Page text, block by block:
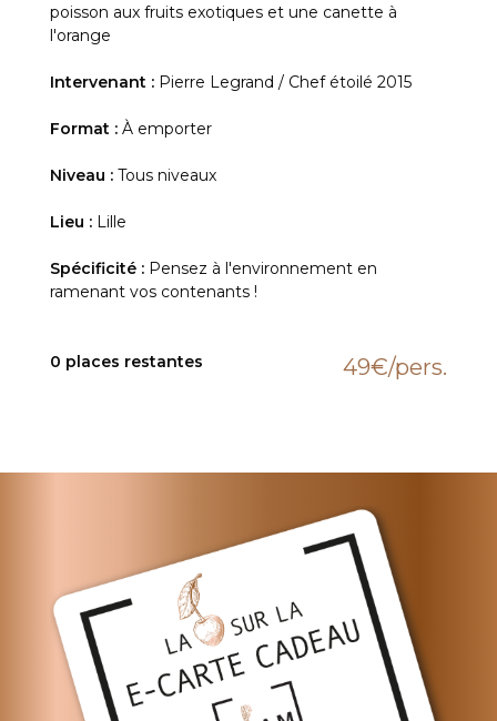
poisson aux fruits exotiques et une canette à
l'orange
Intervenant : Pierre Legrand / Chef étoilé 2015
Format : À emporter
Niveau : Tous niveaux
Lieu : Lille
Spécificité : Pensez à l'environnement en
ramenant vos contenants !
0 places restantes 49€/pers.